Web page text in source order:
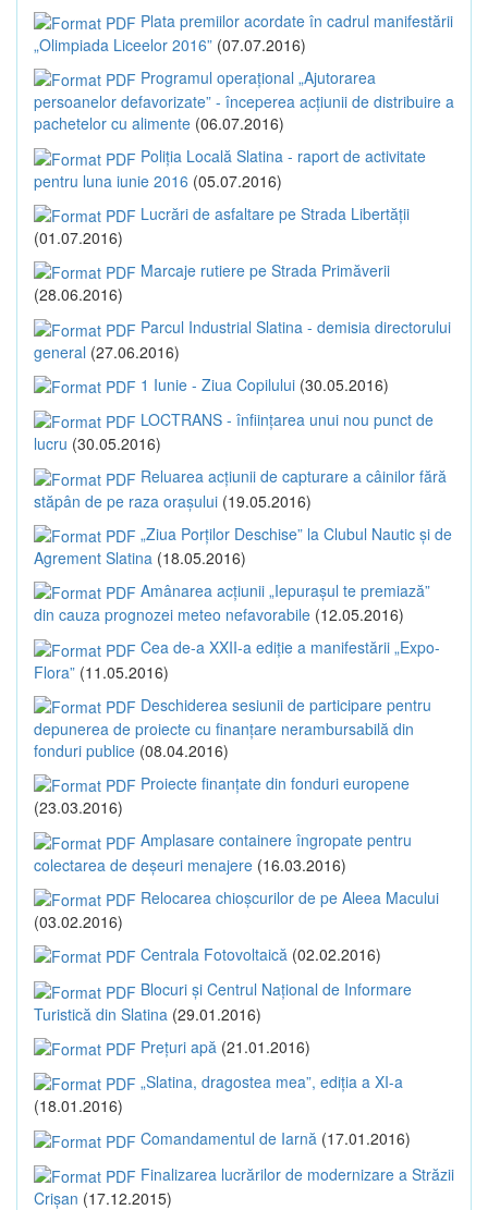
Plata premiilor acordate în cadrul manifestării
„Olimpiada Liceelor 2016” (07.07.2016)
Programul operațional „Ajutorarea
persoanelor defavorizate” - începerea acțiunii de distribuire a
pachetelor cu alimente (06.07.2016)
Poliția Locală Slatina - raport de activitate
pentru luna iunie 2016 (05.07.2016)
Lucrări de asfaltare pe Strada Libertății
(01.07.2016)
Marcaje rutiere pe Strada Primăverii
(28.06.2016)
Parcul Industrial Slatina - demisia directorului
general (27.06.2016)
1 Iunie - Ziua Copilului (30.05.2016)
LOCTRANS - înființarea unui nou punct de
lucru (30.05.2016)
Reluarea acțiunii de capturare a câinilor fără
stăpân de pe raza orașului (19.05.2016)
„Ziua Porților Deschise” la Clubul Nautic și de
Agrement Slatina (18.05.2016)
Amânarea acțiunii „Iepurașul te premiază”
din cauza prognozei meteo nefavorabile (12.05.2016)
Cea de-a XXII-a ediție a manifestării „Expo-
Flora” (11.05.2016)
Deschiderea sesiunii de participare pentru
depunerea de proiecte cu finanțare nerambursabilă din
fonduri publice (08.04.2016)
Proiecte finanțate din fonduri europene
(23.03.2016)
Amplasare containere îngropate pentru
colectarea de deșeuri menajere (16.03.2016)
Relocarea chioșcurilor de pe Aleea Macului
(03.02.2016)
Centrala Fotovoltaică (02.02.2016)
Blocuri și Centrul Național de Informare
Turistică din Slatina (29.01.2016)
Prețuri apă (21.01.2016)
„Slatina, dragostea mea”, ediția a XI-a
(18.01.2016)
Comandamentul de Iarnă (17.01.2016)
Finalizarea lucrărilor de modernizare a Străzii
Crișan (17.12.2015)